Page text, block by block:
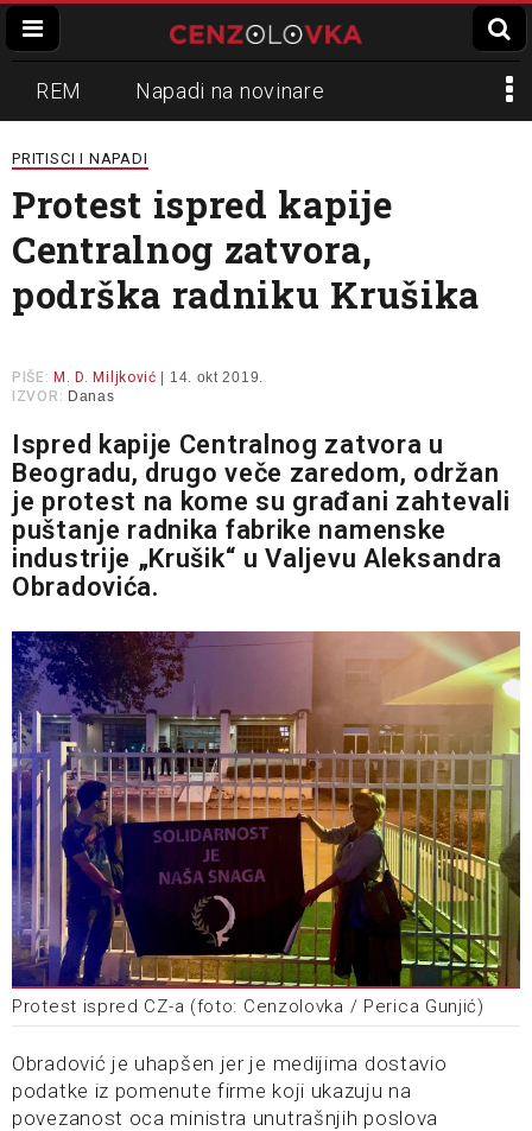
REM Napadi na novinare
Zvučni top
Propaganda Lokalni mediji
Informer Slavko Ćuruvija
PRITISCI I NAPADI
Protest ispred kapije
Centralnog zatvora,
podrška radniku Krušika
PIŠE: M. D. Miljković | 14. okt 2019.
IZVOR: Danas
Ispred kapije Centralnog zatvora u
Beogradu, drugo veče zaredom, održan
je protest na kome su građani zahtevali
puštanje radnika fabrike namenske
industrije „Krušik“ u Valjevu Aleksandra
Obradovića.
Protest ispred CZ-a (foto: Cenzolovka / Perica Gunjić)
Obradović je uhapšen jer je medijima dostavio
podatke iz pomenute firme koji ukazuju na
povezanost oca ministra unutrašnjih poslova